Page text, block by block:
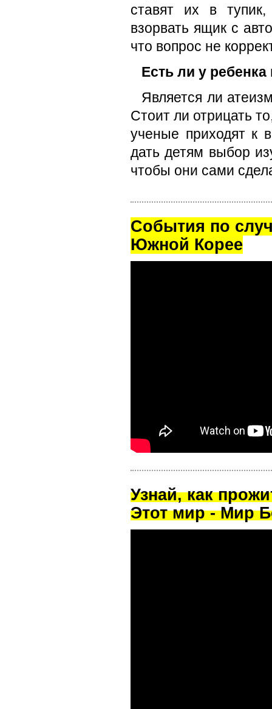
ставят их в
взорвать ящик с
что вопрос не
Есть ли у
Является ли
Стоит ли отрицать
ученые приходят к
дать детям выбор
чтобы они сами
Cобытия по
Южной Корее
Узнай, как
Этот мир - Мир